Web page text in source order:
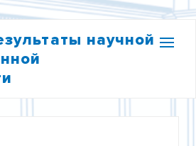
научной
И